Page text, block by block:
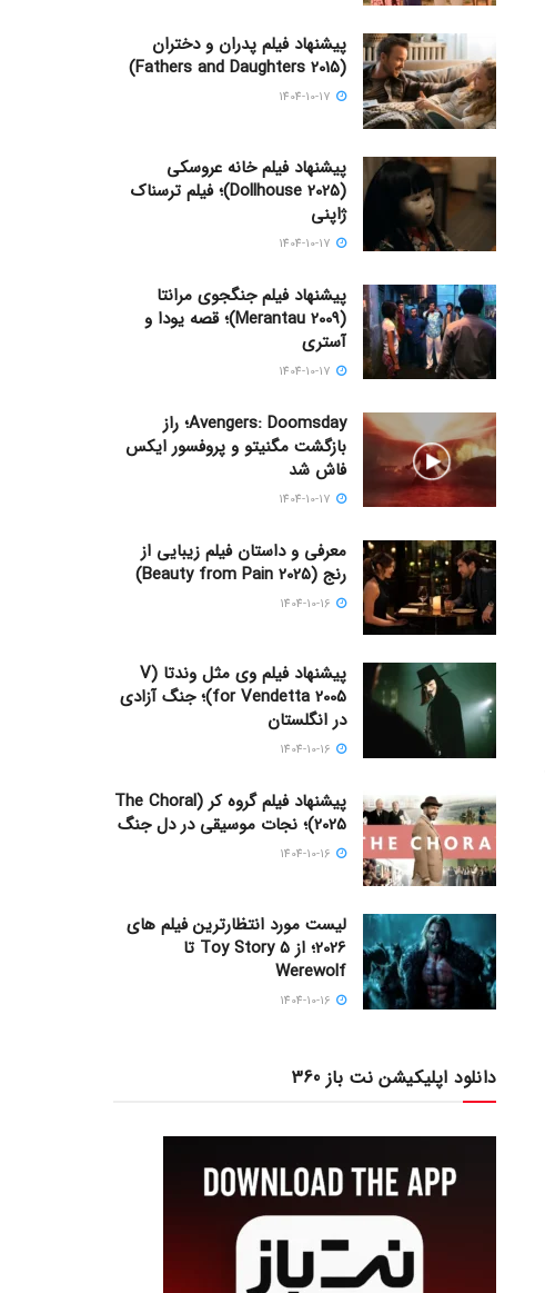
پیشنهاد فیلم پدران و دختران
(Fathers and Daughters 2015)
پیشنهاد فیلم خانه عروسکی
(Dollhouse 2025)؛ فیلم ترسناک
ژاپنی
پیشنهاد فیلم جنگجوی مرانتا
(Merantau 2009)؛ قصه یودا و
آستری
Avengers: Doomsday؛ راز
بازگشت مگنیتو و پروفسور ایکس
فاش شد
معرفی و داستان فیلم زیبایی از
رنج (Beauty from Pain 2025)
پیشنهاد فیلم وی مثل وندتا (V
for Vendetta 2005)؛ جنگ آزادی
در انگلستان
پیشنهاد فیلم گروه کر (The Choral
2025)؛ نجات موسیقی در دل جنگ
لیست مورد انتظارترین فیلم های
2026؛ از Toy Story 5 تا
Werewolf
دانلود اپلیکیشن نت باز 360